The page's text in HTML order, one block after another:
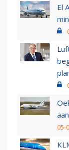
El
05-